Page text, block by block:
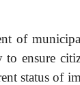
of
ensure
status of